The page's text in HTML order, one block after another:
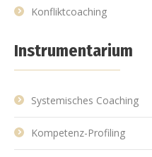
Konfliktcoaching
Instrumentarium
Systemisches Coaching
Kompetenz-Profiling